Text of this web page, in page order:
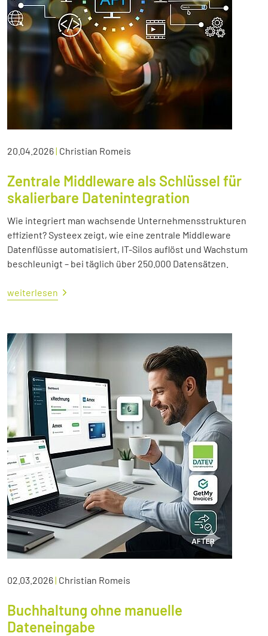
20.04.2026| Christian Romeis
Zentrale Middleware als Schlüssel für
skalierbare Datenintegration
Wie integriert man wachsende Unternehmensstrukturen
effizient? Systeex zeigt, wie eine zentrale Middleware
Datenflüsse automatisiert, IT-Silos auflöst und Wachstum
beschleunigt – bei täglich über 250.000 Datensätzen.
weiterlesen
02.03.2026| Christian Romeis
Buchhaltung ohne manuelle
Dateneingabe